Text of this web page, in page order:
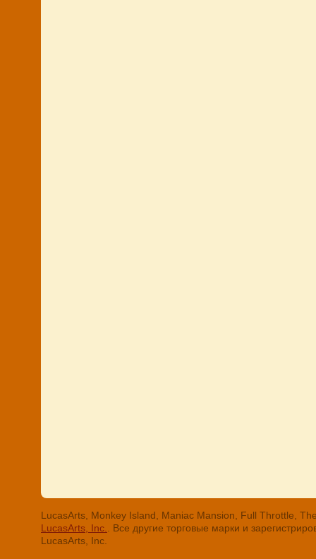
LucasArts, Monkey Island, Maniac Mansion, Full Throttle,
LucasArts, Inc.
. Все другие торговые марки и
LucasArts, Inc.